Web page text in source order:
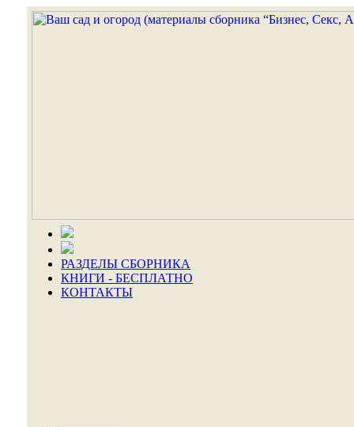
РАЗДЕЛЫ СБОРНИКА
КНИГИ - БЕСПЛАТНО
КОНТАКТЫ